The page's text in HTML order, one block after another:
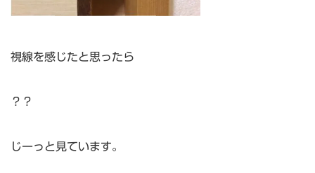
視線を感じたと思ったら
？？
じーっと見ています。